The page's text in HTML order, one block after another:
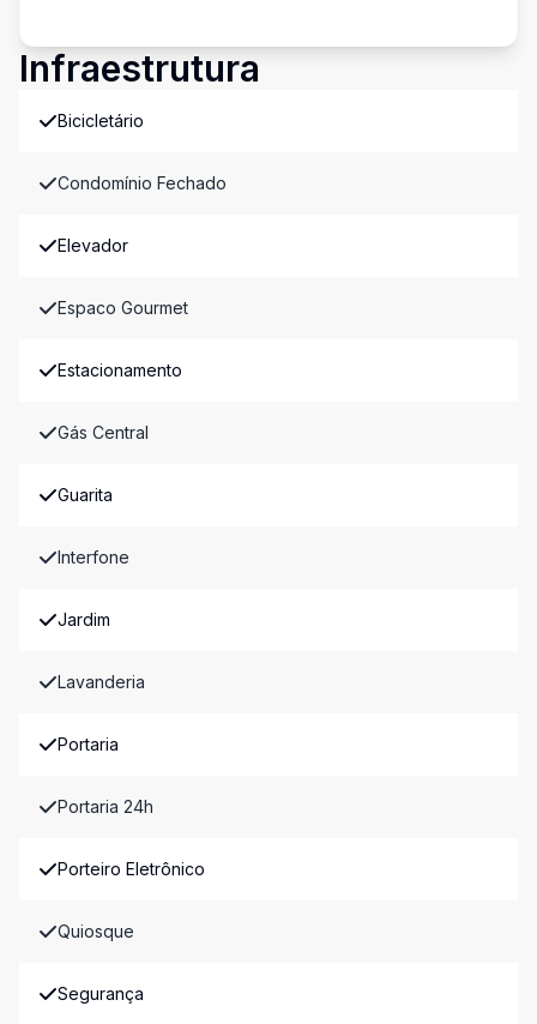
Infraestrutura
Bicicletário
Condomínio Fechado
Elevador
Espaco Gourmet
Estacionamento
Gás Central
Guarita
Interfone
Jardim
Lavanderia
Portaria
Portaria 24h
Porteiro Eletrônico
Quiosque
Segurança